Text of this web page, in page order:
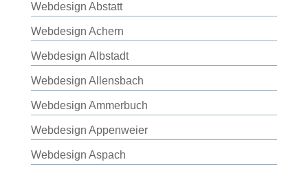
Webdesign Abstatt
Webdesign Achern
Webdesign Albstadt
Webdesign Allensbach
Webdesign Ammerbuch
Webdesign Appenweier
Webdesign Aspach